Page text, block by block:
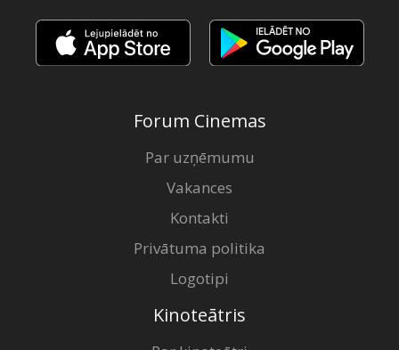
Forum Cinemas
Par uzņēmumu
Vakances
Kontakti
Privātuma politika
Logotipi
Kinoteātris